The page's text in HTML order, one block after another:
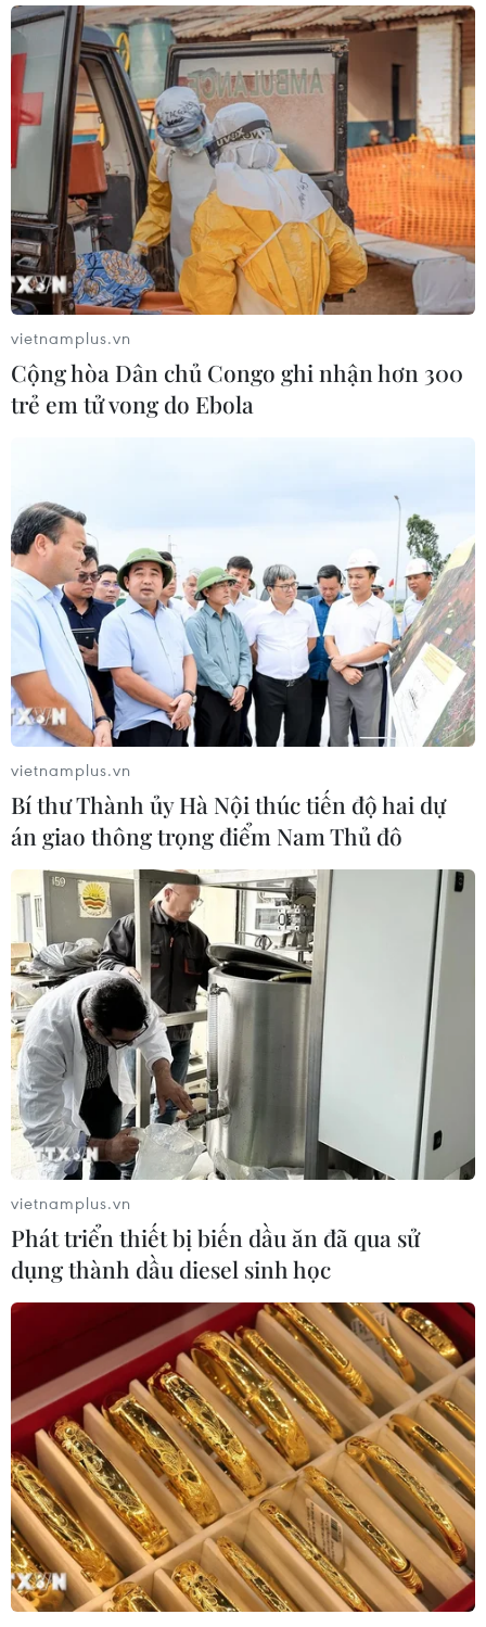
TIN CÙNG CHUYÊN MỤC
Thị trường vaccine thế giới chuyển
hướng sang người cao tuổi
08/08/2026 15:01
Chuyên gia Nhật Bản nói Việt Nam
nên ưu tiên sản xuất và đóng gói chip
bán dẫn
08/08/2026 13:28
Nông sản Việt Nam còn nhiều dư địa
vietnamplus.vn
Cộng hòa Dân chủ Congo ghi nhận hơn 300
trẻ em tử vong do Ebola
vietnamplus.vn
Bí thư Thành ủy Hà Nội thúc tiến độ hai dự
án giao thông trọng điểm Nam Thủ đô
vietnamplus.vn
Phát triển thiết bị biến dầu ăn đã qua sử
dụng thành dầu diesel sinh học